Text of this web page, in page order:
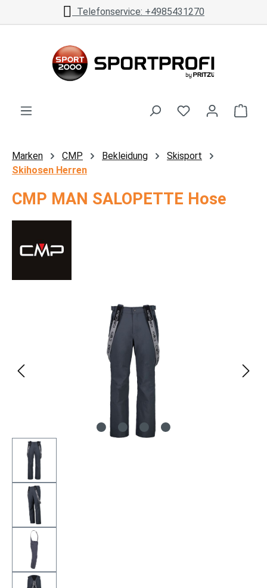
Zum Hauptinhalt springenTelefonservice: +4985431270
Marken CMP Bekleidung
Skisport
Skihosen Herren
CMP MAN SALOPETTE Hose
Bildergalerie überspringen